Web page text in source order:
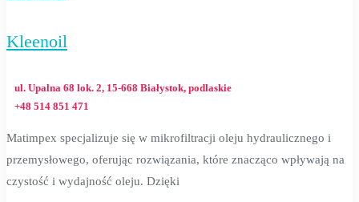
Kleenoil
ul. Upalna 68 lok. 2, 15-668 Białystok, podlaskie
+48 514 851 471
Matimpex specjalizuje się w mikrofiltracji oleju hydraulicznego i
przemysłowego, oferując rozwiązania, które znacząco wpływają na
czystość i wydajność oleju. Dzięki